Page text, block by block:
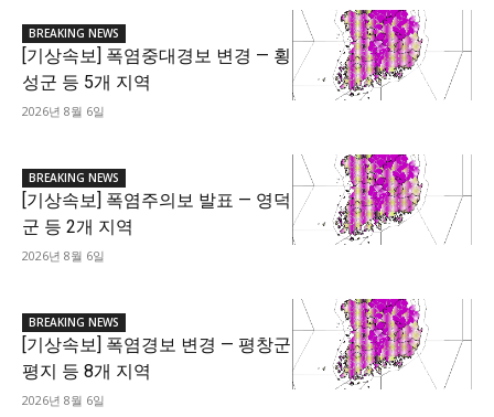
BREAKING NEWS
[기상속보] 폭염중대경보 변경 — 횡
성군 등 5개 지역
2026년 8월 6일
BREAKING NEWS
[기상속보] 폭염주의보 발표 — 영덕
군 등 2개 지역
2026년 8월 6일
BREAKING NEWS
[기상속보] 폭염경보 변경 — 평창군
평지 등 8개 지역
2026년 8월 6일